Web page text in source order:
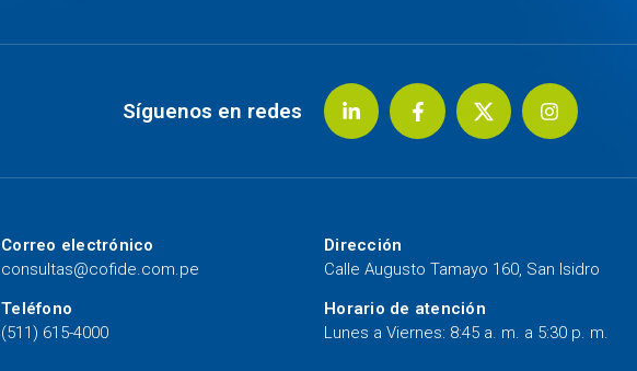
Síguenos en redes
Correo electrónico
consultas@cofide.com.pe
Teléfono
(511) 615-4000
Dirección
Calle Augusto Tamayo 160, San Isidro
Horario de atención
Lunes a Viernes: 8:45 a. m. a 5:30 p. m.